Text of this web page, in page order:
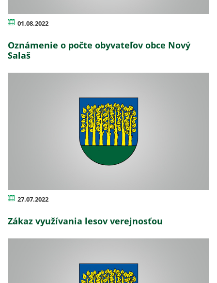
01.08.2022
Oznámenie o počte obyvateľov obce Nový
Salaš
27.07.2022
Zákaz využívania lesov verejnosťou